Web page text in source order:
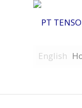
English